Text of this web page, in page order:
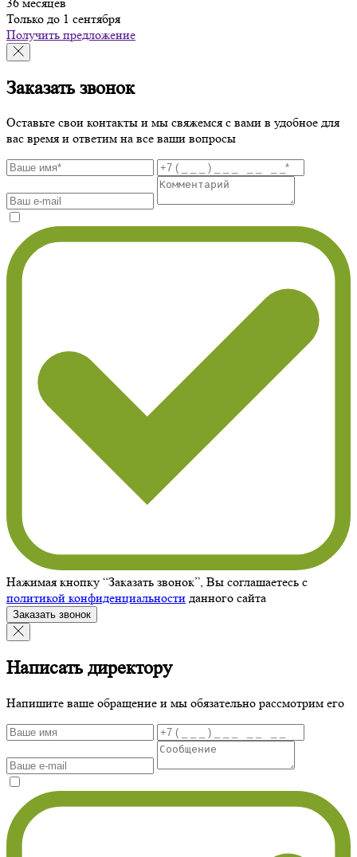
Только до 1 сентября
Получить предложение
Заказать звонок
Оставьте свои контакты и мы свяжемся с вами в удобное для
вас время и ответим на все ваши вопросы
Нажимая кнопку “Заказать звонок”, Вы соглашаетесь с
политикой конфиденциальности данного сайта
Заказать звонок
Написать директору
Напишите ваше обращение и мы обязательно рассмотрим его